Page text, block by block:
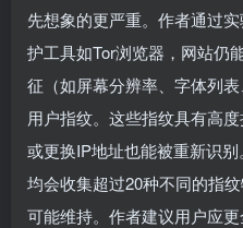
先想象的更严重。作者通过
护工具如Tor浏览器，网站仍
征（如屏幕分辨率、字体列
用户指纹。这些指纹具有高
或更换IP地址也能被重新识
均会收集超过20种不同的指
可能维持。作者建议用户应